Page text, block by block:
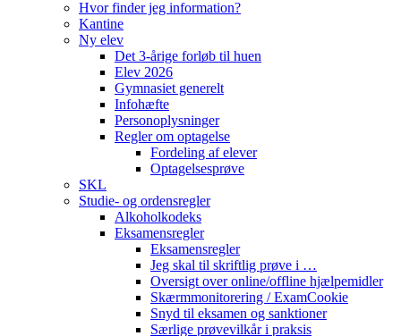
Hvor finder jeg information?
Kantine
Ny elev
Det 3-årige forløb til huen
Elev 2026
Gymnasiet generelt
Infohæfte
Personoplysninger
Regler om optagelse
Fordeling af elever
Optagelsesprøve
SKL
Studie- og ordensregler
Alkoholkodeks
Eksamensregler
Eksamensregler
Jeg skal til skriftlig prøve i …
Oversigt over online/offline hjælpemidler
Skærmmonitorering / ExamCookie
Snyd til eksamen og sanktioner
Særlige prøvevilkår i praksis